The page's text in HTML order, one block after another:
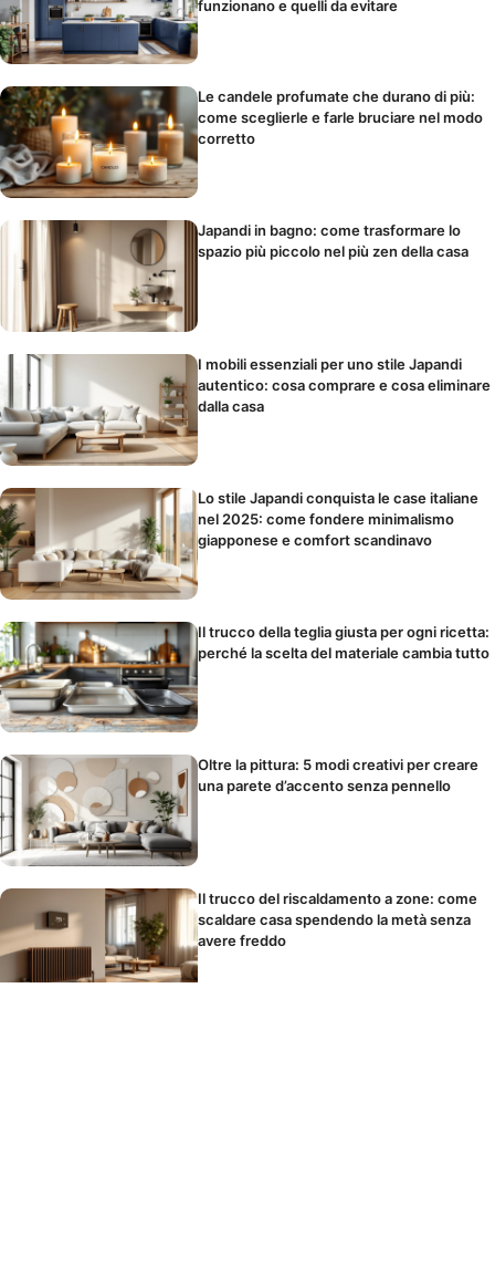
funzionano e quelli da evitare
Le candele profumate che durano di più:
come sceglierle e farle bruciare nel modo
corretto
Japandi in bagno: come trasformare lo
spazio più piccolo nel più zen della casa
I mobili essenziali per uno stile Japandi
autentico: cosa comprare e cosa eliminare
dalla casa
Lo stile Japandi conquista le case italiane
nel 2025: come fondere minimalismo
giapponese e comfort scandinavo
Il trucco della teglia giusta per ogni ricetta:
perché la scelta del materiale cambia tutto
Oltre la pittura: 5 modi creativi per creare
una parete d’accento senza pennello
Il trucco del riscaldamento a zone: come
scaldare casa spendendo la metà senza
avere freddo